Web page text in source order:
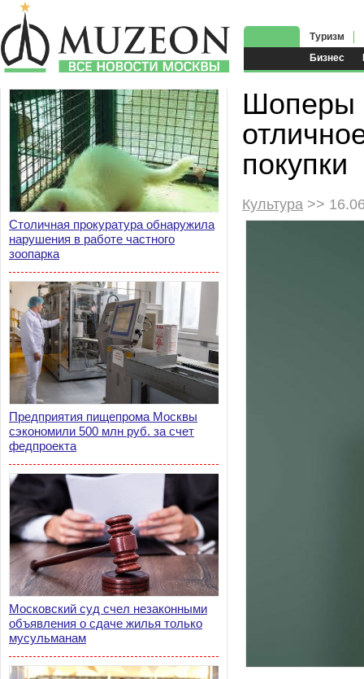
Бизнес
Туризм
Столичная прокуратура обнаружила
нарушения в работе частного
зоопарка
Предприятия пищепрома Москвы
сэкономили 500 млн руб. за счет
федпроекта
Московский суд счел незаконными
объявления о сдаче жилья только
мусульманам
Шоперы
покупки
Культура >>